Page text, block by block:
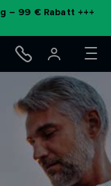
– 99 € Rabatt +++